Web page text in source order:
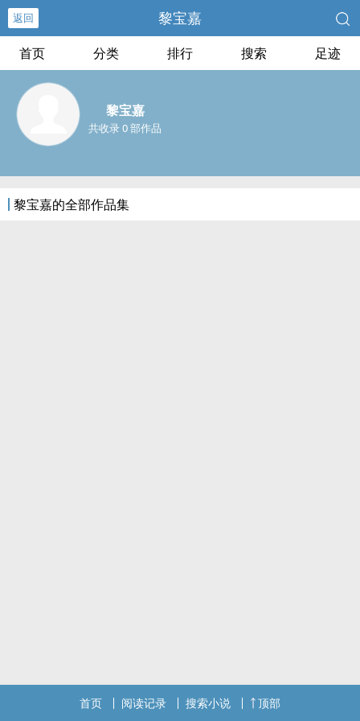
返回 黎宝嘉
首页 分类 排行 搜索 足迹
黎宝嘉
共收录 0 部作品
黎宝嘉的全部作品集
首页 阅读记录 搜索小说 顶部